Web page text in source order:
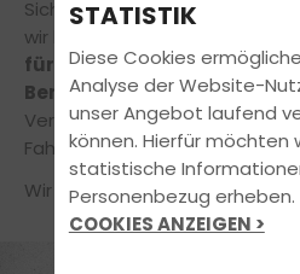
Sicher hast du noch die ein
wir loslegen! Gerne nehmen
für Dichund Dein Anliegenin
Beratungsgespräch!
Vereinbare jetzt online einen
Fahrschule – ganz einfach
Wir freuen uns auf Deine
STATISTIK
Diese Cookies
Analyse der Website-
unser Angebot laufend
können. Hierfür möchten
statistische
Personenbezug erheben.
COOKIES ANZEIGEN >